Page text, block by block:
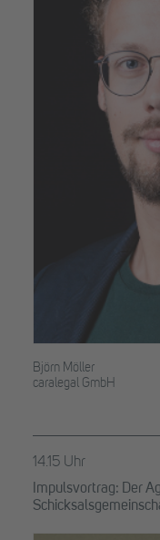
Björn Möller
caralegal GmbH
14.15 Uhr
Impulsvortrag: Der